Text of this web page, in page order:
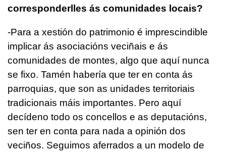
corresponderlles ás comunidades locais?
-Para a xestión do patrimonio é imprescindible
implicar ás asociacións veciñais e ás
comunidades de montes, algo que aquí nunca
se fixo. Tamén habería que ter en conta ás
parroquias, que son as unidades territoriais
tradicionais máis importantes. Pero aquí
decídeno todo os concellos e as deputacións,
sen ter en conta para nada a opinión dos
veciños. Seguimos aferrados a un modelo de